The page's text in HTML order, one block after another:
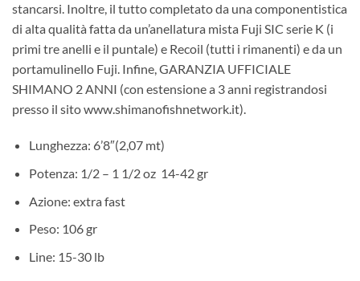
stancarsi. Inoltre, il tutto completato da una componentistica
di alta qualità fatta da un’anellatura mista Fuji SIC serie K (i
primi tre anelli e il puntale) e Recoil (tutti i rimanenti) e da un
portamulinello Fuji. Infine, GARANZIA UFFICIALE
SHIMANO 2 ANNI (con estensione a 3 anni registrandosi
presso il sito www.shimanofishnetwork.it).
Lunghezza: 6’8″(2,07 mt)
Potenza: 1/2 – 1 1/2 oz 14-42 gr
Azione: extra fast
Peso: 106 gr
Line: 15-30 lb